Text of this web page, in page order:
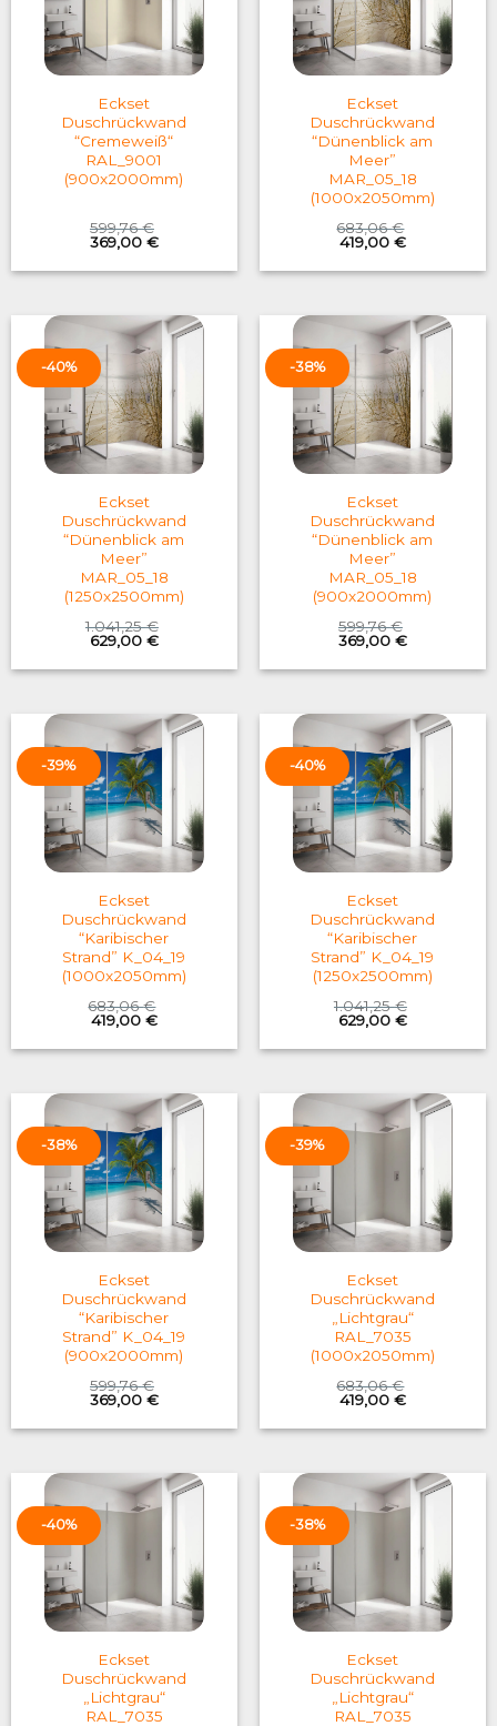
Eckset
Duschrückwand
“Cremeweiß“
RAL_9001
(900x2000mm)
599,76€
Original
price
was:
369,00 €Current
is:
Eckset
Duschrückwand
“Dünenblick am
Meer”
MAR_05_18
(1000x2050mm)
683,06€
Original
price
was:
419,00 €Current
is:
-40%
Eckset
Duschrückwand
“Dünenblick am
Meer”
MAR_05_18
(1250x2500mm)
1.041,25€
Original
price
was:
629,00 €Current
is:
-38%
Eckset
Duschrückwand
“Dünenblick am
Meer”
MAR_05_18
(900x2000mm)
599,76€
Original
price
was:
369,00 €Current
is:
-39%
Eckset
Duschrückwand
“Karibischer
Strand” K_04_19
(1000x2050mm)
683,06€
Original
price
was:
419,00 €Current
is:
-40%
Eckset
Duschrückwand
“Karibischer
Strand” K_04_19
(1250x2500mm)
1.041,25€
Original
price
was:
629,00 €Current
is:
-38%
Eckset
Duschrückwand
“Karibischer
Strand” K_04_19
(900x2000mm)
599,76€
Original
price
was:
369,00 €Current
is:
-39%
Eckset
Duschrückwand
„Lichtgrau“
RAL_7035
(1000x2050mm)
683,06€
Original
price
was:
419,00 €Current
is:
-40%
Eckset
Duschrückwand
„Lichtgrau“
RAL_7035
-38%
Eckset
Duschrückwand
„Lichtgrau“
RAL_7035